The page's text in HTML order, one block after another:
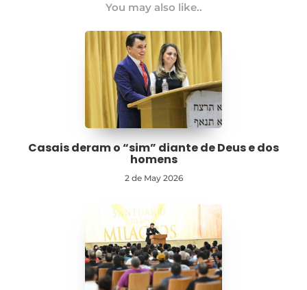
You may also like..
Casais deram o “sim” diante de Deus e dos
homens
2 de May 2026